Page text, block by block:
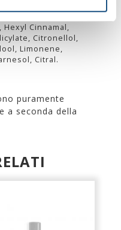
Hexyl Cinnamal,
Citronellol,
Limonene,
Citral.
puramente
a seconda della